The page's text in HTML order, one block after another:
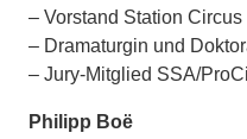
– Vorstand Station Circus
– Dramaturgin und
– Jury-Mitglied SSA/
Philipp Boë